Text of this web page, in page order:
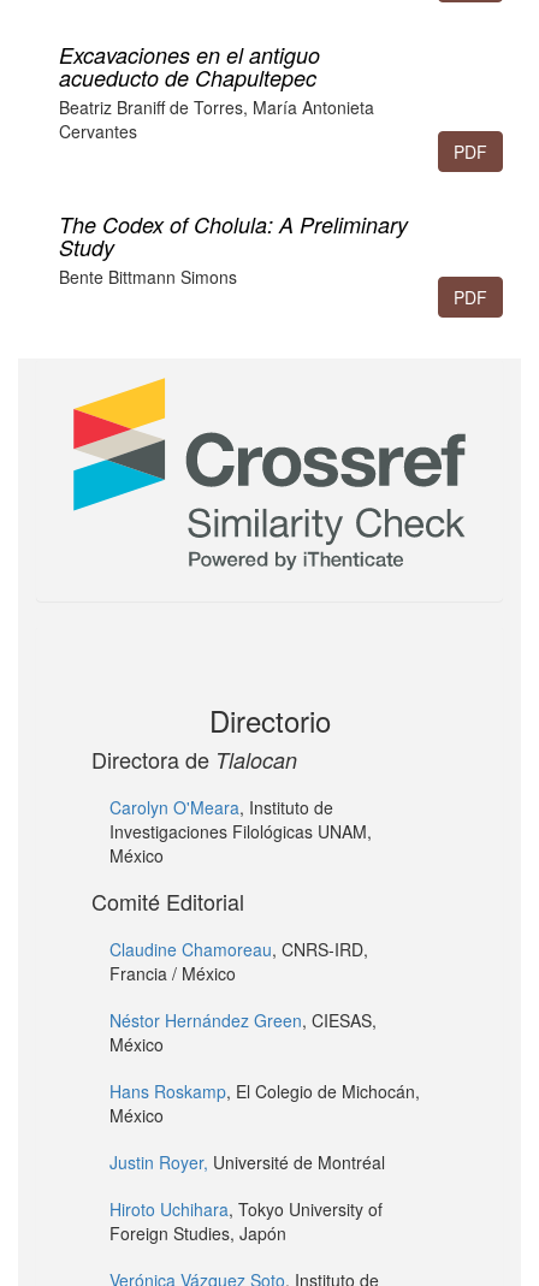
Excavaciones en el antiguo
acueducto de Chapultepec
Beatriz Braniff de Torres, María Antonieta
Cervantes
265-266
PDF
The Codex of Cholula: A Preliminary
Study
Bente Bittmann Simons
267-288
PDF
Directorio
Directora de Tlalocan
Carolyn O'Meara, Instituto de
Investigaciones Filológicas UNAM,
México
Comité Editorial
Claudine Chamoreau, CNRS-IRD,
Francia / México
Néstor Hernández Green, CIESAS,
México
Hans Roskamp, El Colegio de Michocán,
México
Justin Royer, Université de Montréal
Hiroto Uchihara, Tokyo University of
Foreign Studies, Japón
Verónica Vázquez Soto, Instituto de